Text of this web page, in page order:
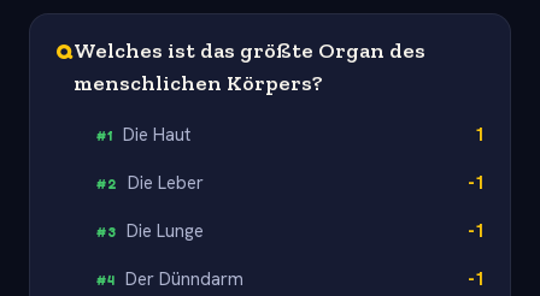
QWelches ist das größte Organ des
menschlichen Körpers?
#1 Die Haut 1
#2 Die Leber -1
#3 Die Lunge -1
#4 Der Dünndarm -1